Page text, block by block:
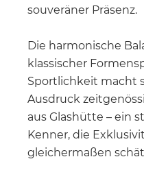
souveräner Präsenz.
Die harmonische
klassischer
Sportlichkeit macht
Ausdruck
aus Glashütte – ein
Kenner, die
gleichermaßen